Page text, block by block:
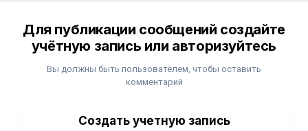
Для публикации сообщений создайте
учётную запись или авторизуйтесь
Вы должны быть пользователем, чтобы оставить
комментарий
Создать учетную запись